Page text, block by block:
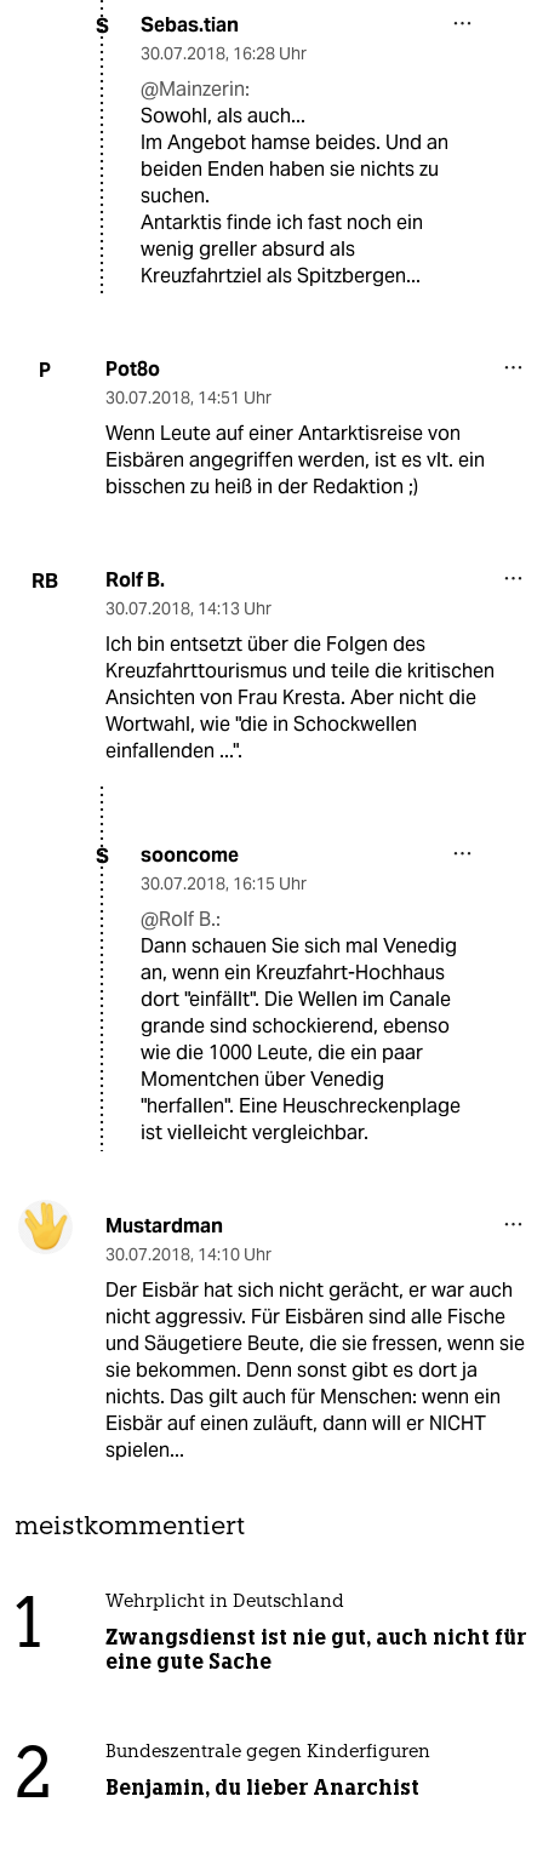
S Sebas.tian
30.07.2018, 16:28 Uhr
@Mainzerin:
Sowohl, als auch...
Im Angebot hamse beides. Und an
beiden Enden haben sie nichts zu
suchen.
Antarktis finde ich fast noch ein
wenig greller absurd als
Kreuzfahrtziel als Spitzbergen...
P Pot8o
30.07.2018, 14:51 Uhr
Wenn Leute auf einer Antarktisreise von
Eisbären angegriffen werden, ist es vlt. ein
bisschen zu heiß in der Redaktion ;)
RB Rolf B.
30.07.2018, 14:13 Uhr
Ich bin entsetzt über die Folgen des
Kreuzfahrttourismus und teile die kritischen
Ansichten von Frau Kresta. Aber nicht die
Wortwahl, wie "die in Schockwellen
einfallenden ...".
S sooncome
30.07.2018, 16:15 Uhr
@Rolf B.:
Dann schauen Sie sich mal Venedig
an, wenn ein Kreuzfahrt-Hochhaus
dort "einfällt". Die Wellen im Canale
grande sind schockierend, ebenso
wie die 1000 Leute, die ein paar
Momentchen über Venedig
"herfallen". Eine Heuschreckenplage
ist vielleicht vergleichbar.
Mustardman
30.07.2018, 14:10 Uhr
Der Eisbär hat sich nicht gerächt, er war auch
nicht aggressiv. Für Eisbären sind alle Fische
und Säugetiere Beute, die sie fressen, wenn sie
sie bekommen. Denn sonst gibt es dort ja
nichts. Das gilt auch für Menschen: wenn ein
Eisbär auf einen zuläuft, dann will er NICHT
spielen...
meistkommentiert
1 Wehrplicht in Deutschland
Zwangsdienst ist nie gut, auch nicht für
eine gute Sache
2 Bundeszentrale gegen Kinderfiguren
Benjamin, du lieber Anarchist